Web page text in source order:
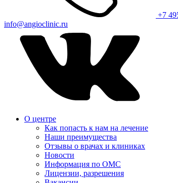
+7
info@angioclinic.ru
О центре
Как попасть к нам на лечение
Наши преимущества
Отзывы о врачах и клиниках
Новости
Информация по ОМС
Лицензии, разрешения